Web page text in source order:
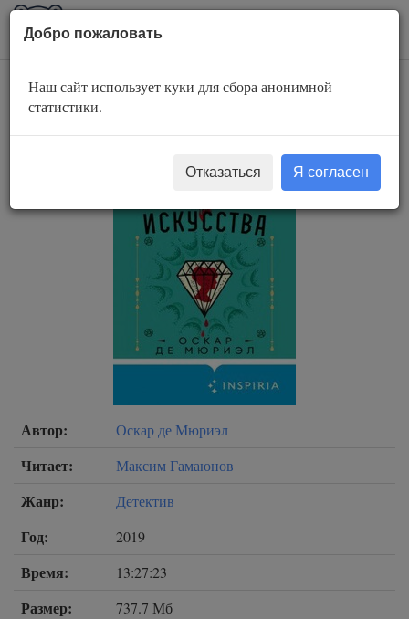
AuBook.org
Темные искусства
Автор: Оскар де Мюриэл
Читает: Максим Гамаюнов
Жанр: Детектив
Год: 2019
Время: 13:27:23
Размер: 737.7 Мб
Добро пожаловать
Наш сайт использует куки для сбора анонимной
статистики.
Отказаться Я согласен